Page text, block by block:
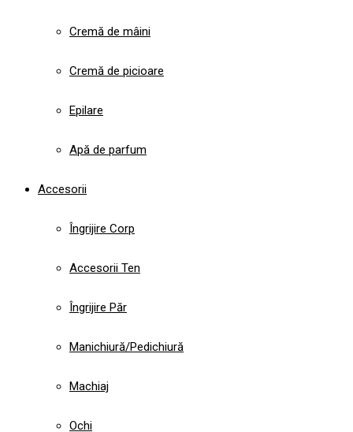
Cremă de mâini
Cremă de picioare
Epilare
Apă de parfum
Accesorii
Îngrijire Corp
Accesorii Ten
Îngrijire Păr
Manichiură/Pedichiură
Machiaj
Ochi